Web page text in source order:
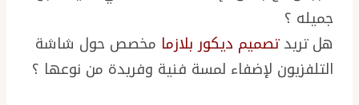
جميله ؟
هل تريدتصميم ديكور بلازما مخصص حول شاشة
التلفزيون لإضفاء لمسة فنية وفريدة من نوعها ؟